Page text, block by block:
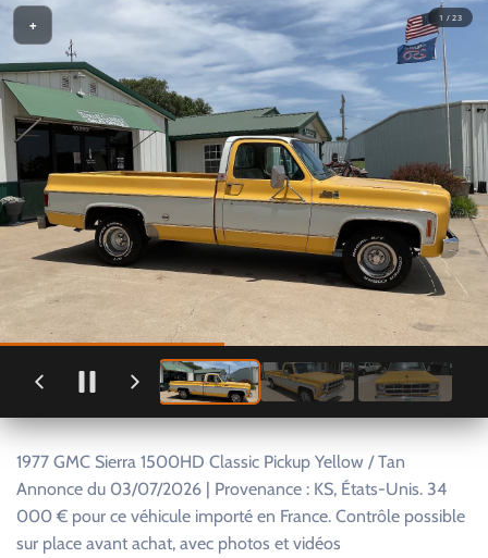
1 / 23
+
1977 GMC Sierra 1500HD Classic Pickup Yellow / Tan
Annonce du 03/07/2026 | Provenance : KS, États-Unis. 34
000 € pour ce véhicule importé en France. Contrôle possible
sur place avant achat, avec photos et vidéos